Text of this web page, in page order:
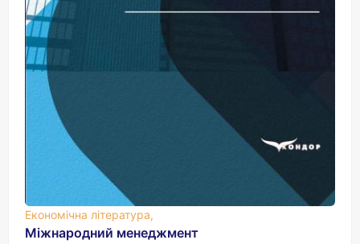
Економічна література,
Міжнародний менеджмент